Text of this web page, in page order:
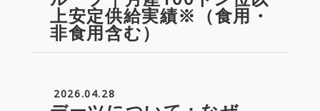
上安定供給実績※（食用・
非食用含む）
2026.04.28